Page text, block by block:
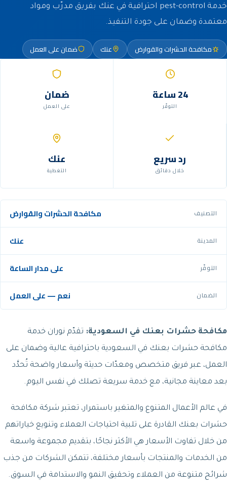
خدمة pest-control احترافية في عنك بفريق مدرّب ومواد
معتمدة وضمان على جودة التنفيذ.
مكافحة الحشرات والقوارض عنك ضمان على العمل
24 ساعة
التوفّر
ضمان
على العمل
رد سريع
خلال دقائق
عنك
التغطية
التصنيف مكافحة الحشرات والقوارض
المدينة عنك
التوفّر على مدار الساعة
الضمان نعم — على العمل
مكافحة حشرات بعنك في السعودية: تقدّم نوران خدمة
مكافحة حشرات بعنك في السعودية باحترافية عالية وضمان على
العمل، عبر فريق متخصص ومعدّات حديثة وأسعار واضحة تُحدَّد
بعد معاينة مجانية، مع خدمة سريعة تصلك في نفس اليوم.
في عالم الأعمال المتنوع والمتغير باستمرار، تعتبر شركة مكافحة
حشرات بعنك القادرة على تلبية احتياجات العملاء وتنويع خياراتهم
من خلال تفاوت الأسعار هي الأكثر نجاحًا، بتقديم مجموعة واسعة
من الخدمات والمنتجات بأسعار مختلفة، تتمكن الشركات من جذب
شرائح متنوعة من العملاء وتحقيق النمو والاستدامة في السوق.